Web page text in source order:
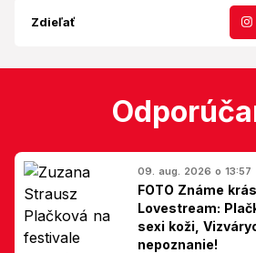
Zdieľať
09. aug. 2026 o 13:57
FOTO Známe
Lovestream:
sexi koži,
nepoznanie!